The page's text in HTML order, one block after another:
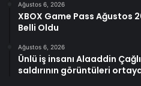
Ağustos 6, 2026
XBOX Game Pass Ağustos
Belli Oldu
Ağustos 6, 2026
Ünlü iş insanı Alaaddin
saldırının görüntüleri